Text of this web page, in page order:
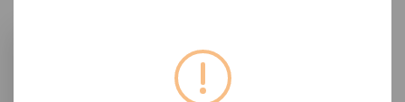
เข้าสู่ระบบด้วย Google